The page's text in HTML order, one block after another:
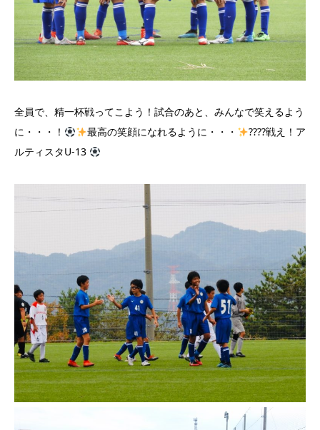
全員で、精一杯戦ってこよう！試合のあと、みんなで笑えるよう
に・・・！
最高の笑顔になれるように・・・
????戦え！ア
ルティスタU-13